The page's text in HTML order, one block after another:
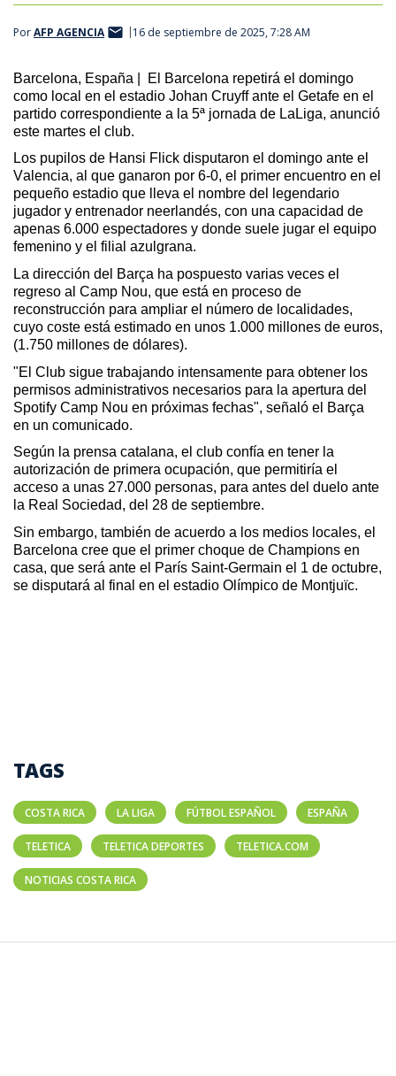
PorAFP AGENCIA 16 de septiembre de 2025, 7:28 AM
Barcelona, España |  El
Barcelona repetirá el domingo
como local en el estadio Johan Cruyff ante el Getafe en el
partido correspondiente a la 5ª jornada de LaLiga, anunció
este martes el club.
Los pupilos de Hansi Flick disputaron el domingo ante el
Valencia, al que ganaron por 6-0, el primer encuentro en el
pequeño estadio que lleva el nombre del legendario
jugador y entrenador neerlandés, con una capacidad de
apenas 6.000 espectadores y donde suele jugar el equipo
femenino y el filial azulgrana.
La dirección del Barça ha pospuesto varias veces el
regreso al Camp Nou, que está en proceso de
reconstrucción para ampliar el número de localidades,
cuyo coste está estimado en unos 1.000 millones de euros,
(1.750 millones de dólares).
"El Club sigue trabajando intensamente para obtener los
permisos administrativos necesarios para la apertura del
Spotify Camp Nou en próximas fechas", señaló el Barça
en un comunicado.
Según la prensa catalana, el club confía en tener la
autorización de primera ocupación, que permitiría el
acceso a unas 27.000 personas, para antes del duelo ante
la Real Sociedad, del 28 de septiembre.
Sin embargo, también de acuerdo a los medios locales, el
Barcelona cree que el primer choque de Champions en
casa, que será ante el París Saint-Germain el 1 de octubre,
se disputará al final en el estadio Olímpico de Montjuïc.
TAGS
COSTA RICA LA LIGA FÚTBOL ESPAÑOL ESPAÑA
TELETICA TELETICA DEPORTES TELETICA.COM
NOTICIAS COSTA RICA